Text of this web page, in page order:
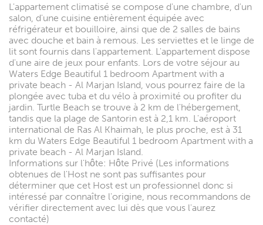
L'appartement climatisé se compose d'une chambre, d'un
salon, d'une cuisine entièrement équipée avec
réfrigérateur et bouilloire, ainsi que de 2 salles de bains
avec douche et bain à remous. Les serviettes et le linge de
lit sont fournis dans l'appartement. L'appartement dispose
d'une aire de jeux pour enfants. Lors de votre séjour au
Waters Edge Beautiful 1 bedroom Apartment with a
private beach - Al Marjan Island, vous pourrez faire de la
plongée avec tuba et du vélo à proximité ou profiter du
jardin. Turtle Beach se trouve à 2 km de l'hébergement,
tandis que la plage de Santorin est à 2,1 km. L'aéroport
international de Ras Al Khaimah, le plus proche, est à 31
km du Waters Edge Beautiful 1 bedroom Apartment with a
private beach - Al Marjan Island.
Informations sur l'hôte: Hôte Privé (Les informations
obtenues de l'Host ne sont pas suffisantes pour
déterminer que cet Host est un professionnel donc si
intéressé par connaître l'origine, nous recommandons de
vérifier directement avec lui dès que vous l'aurez
contacté)